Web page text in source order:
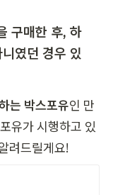
구매한 후, 하
였던 경우 있
는 박스포유인 만
유가 시행하고 있
려드릴게요!